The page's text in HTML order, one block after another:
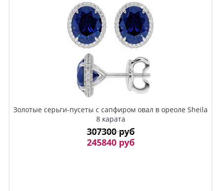
Золотые серьги-пусеты с сапфиром овал в ореоле Sheila
8 карата
307300 руб
245840 руб